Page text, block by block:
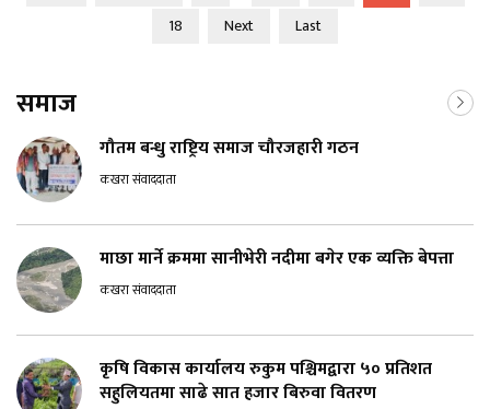
18
Next Last
समाज
गौतम बन्धु राष्ट्रिय समाज चौरजहारी गठन
कखरा संवाददाता
माछा मार्ने क्रममा सानीभेरी नदीमा बगेर एक व्यक्ति बेपत्ता
कखरा संवाददाता
कृषि विकास कार्यालय रुकुम पश्चिमद्वारा ५० प्रतिशत
सहुलियतमा साढे सात हजार बिरुवा वितरण